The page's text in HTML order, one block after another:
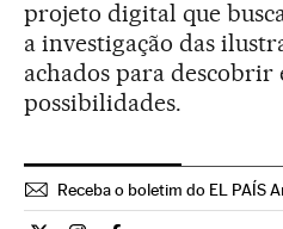
projeto digital que
a investigação das
achados para
possibilidades.
Receba o boletim do EL PAÍS